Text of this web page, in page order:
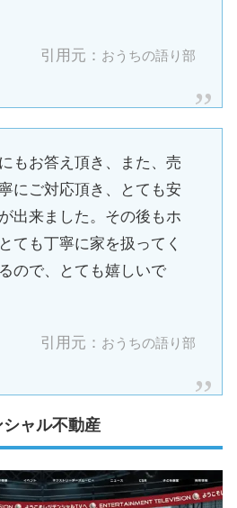
引用元： おうちの語り部
もお答え頂き、また、売
にご対応頂き、とても安
出来ました。その後もホ
ても丁寧に家を扱ってく
ので、とても嬉しいで
引用元： おうちの語り部
シャル不動産